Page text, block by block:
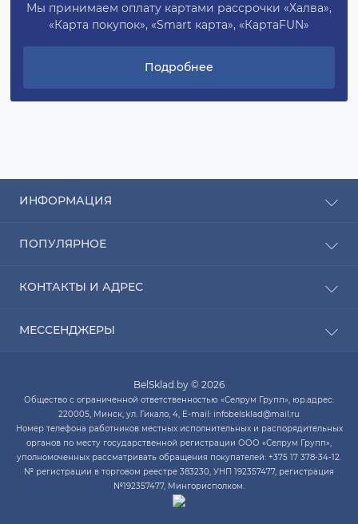
Мы принимаем оплату картами рассрочки «Халва»,
«Карта покупок», «Smart карта», «КартаFUN»
Подробнее
ИНФОРМАЦИЯ
Оплата
О компании
Карта сайта
ПОПУЛЯРНОЕ
Насосы для воды
Котлы отопления
КОНТАКТЫ И АДРЕС
до 14:00
ПН-ЧТ с 9:00 до 20:00
ПТ с 9:00 до 19:00
СБ с 10:00 до 14:00
МЕССЕНДЖЕРЫ
WhatsApp
Skype
BelSklad.by © 2026
Общество с ограниченной ответственностью «Селрум Групп», юр.адрес:
220005, Минск, ул. Гикало, 4, E-mail: infobelsklad@mail.ru
Номер телефона работников местных исполнительных и распорядительных
органов по месту государственной регистрации ООО «Селрум Групп»,
уполномоченных рассматривать обращения покупателей: +375 17 378-34-12.
№ регистрации в торговом реестре 383230, УНП 192357477, регистрация
№192357477, Мингорисполком.